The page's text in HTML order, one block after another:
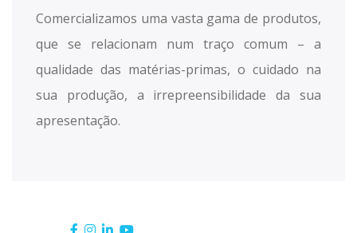
Comercializamos uma vasta gama de produtos,
que se relacionam num traço comum – a
qualidade das matérias-primas, o cuidado na
sua produção, a irrepreensibilidade da sua
apresentação.